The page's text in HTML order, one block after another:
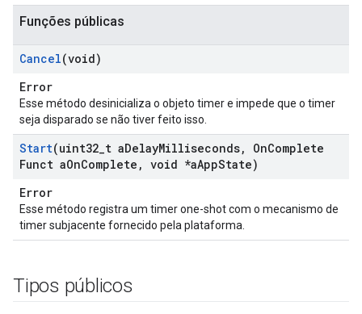
Funções públicas
Cancel(void)
Error
Esse método desinicializa o objeto timer e impede que o timer
seja disparado se não tiver feito isso.
Start(uint32 t aDelayMilliseconds, OnComplete
Funct aOnComplete , void *aAppState)
Error
Esse método registra um timer one-shot com o mecanismo de
timer subjacente fornecido pela plataforma.
Tipos públicos